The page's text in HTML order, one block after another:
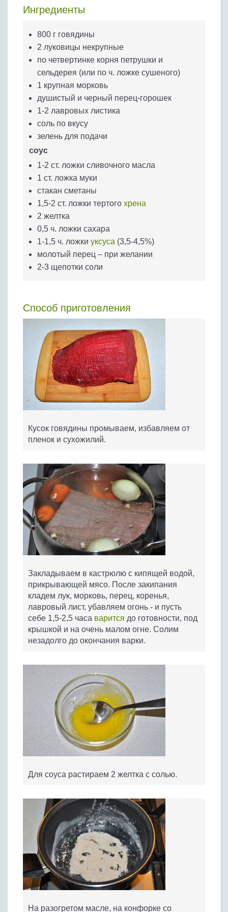
Крупы
Ингредиенты
800 г говядины
2 луковицы некрупные
по четвертинке корня петрушки и
сельдерея (или по ч. ложке сушеного)
1 крупная морковь
душистый и черный перец-горошек
1-2 лавровых листика
соль по вкусу
зелень для подачи
соус
1-2 ст. ложки сливочного масла
1 ст. ложка муки
стакан сметаны
1,5-2 ст. ложки тертого хрена
2 желтка
0,5 ч. ложки сахара
1-1,5 ч. ложки уксуса (3,5-4,5%)
молотый перец – при желании
2-3 щепотки соли
Способ приготовления
Кусок говядины промываем, избавляем от
пленок и сухожилий.
Закладываем в кастрюлю с кипящей водой,
прикрывающей мясо. После закипания
кладем лук, морковь, перец, коренья,
лавровый лист, убавляем огонь - и пусть
себе 1,5-2,5 часа варится до готовности, под
крышкой и на очень малом огне. Солим
незадолго до окончания варки.
Для соуса растираем 2 желтка с солью.
На разогретом масле, на конфорке со